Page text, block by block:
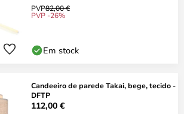
PVP82,00 €
PVP -26%
Em stock
Candeeiro de parede Takai, bege, tecido -
DFTP
112,00 €